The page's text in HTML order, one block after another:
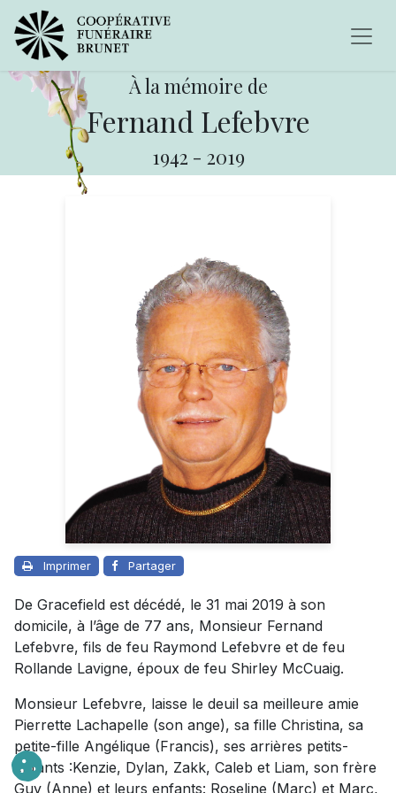
À la mémoire de
Fernand Lefebvre
1942 - 2019
Imprimer Partager
De Gracefield est décédé, le 31 mai 2019 à son
domicile, à l’âge de 77 ans, Monsieur Fernand
Lefebvre, fils de feu Raymond Lefebvre et de feu
Rollande Lavigne, époux de feu Shirley McCuaig.
Monsieur Lefebvre, laisse le deuil sa meilleure amie
Pierrette Lachapelle (son ange), sa fille Christina, sa
petite-fille Angélique (Francis), ses arrières petits-
enfants :Kenzie, Dylan, Zakk, Caleb et Liam, son frère
Guy (Anne) et leurs enfants: Roseline (Marc) et Marc,